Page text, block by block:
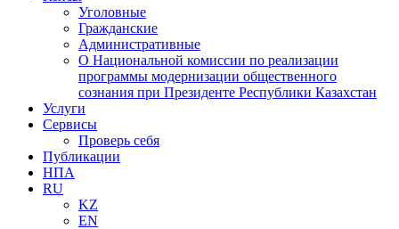
Уголовные
Гражданские
Административные
О Национальной комиссии по реализации
программы модернизации общественного
сознания при Президенте Республики Казахстан
Услуги
Сервисы
Проверь себя
Публикации
НПА
RU
KZ
EN